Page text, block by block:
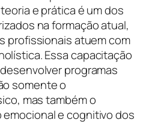
e prática é um dos
na formação atual,
profissionais atuem com
Essa capacitação
programas
somente o
mas também o
e cognitivo dos